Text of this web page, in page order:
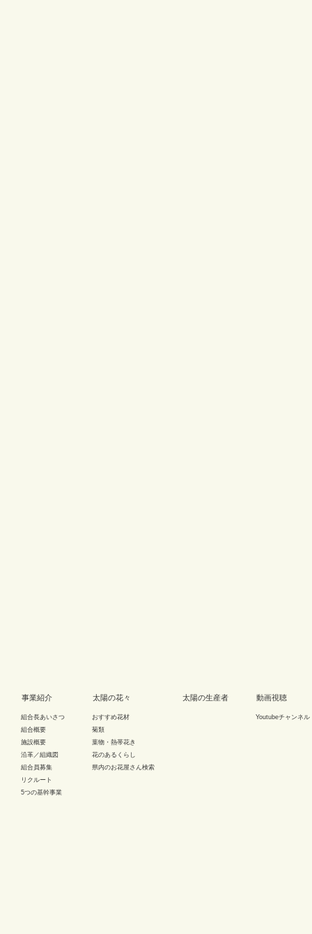
事業紹介
組合長あいさつ
組合概要
施設概要
沿革／組織図
組合員募集
リクルート
5つの基幹事業
太陽の花々
おすすめ花材
菊類
葉物・熱帯花き
花のあるくらし
県内のお花屋さん検索
太陽の生産者 動画視聴
Youtubeチャンネル